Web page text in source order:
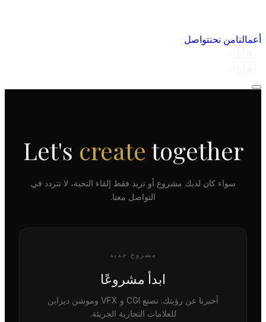
أعمالنامن نحنتواصل
Let's create together
سواء كان لديك مشروع أو تريد فقط إلقاء التحية، لا تتردد في
التواصل معنا.
مشروع جديد
ابدأ مشروعًا
أخبرنا عن رؤيتك. نصنع CGI و VFX وموشن ديزاين
للعلامات التجارية الجريئة.